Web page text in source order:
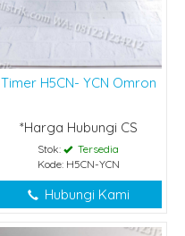
Timer H5CN- YCN Omron
*Harga Hubungi CS
Stok:
Tersedia
Kode: H5CN-YCN
Hubungi Kami